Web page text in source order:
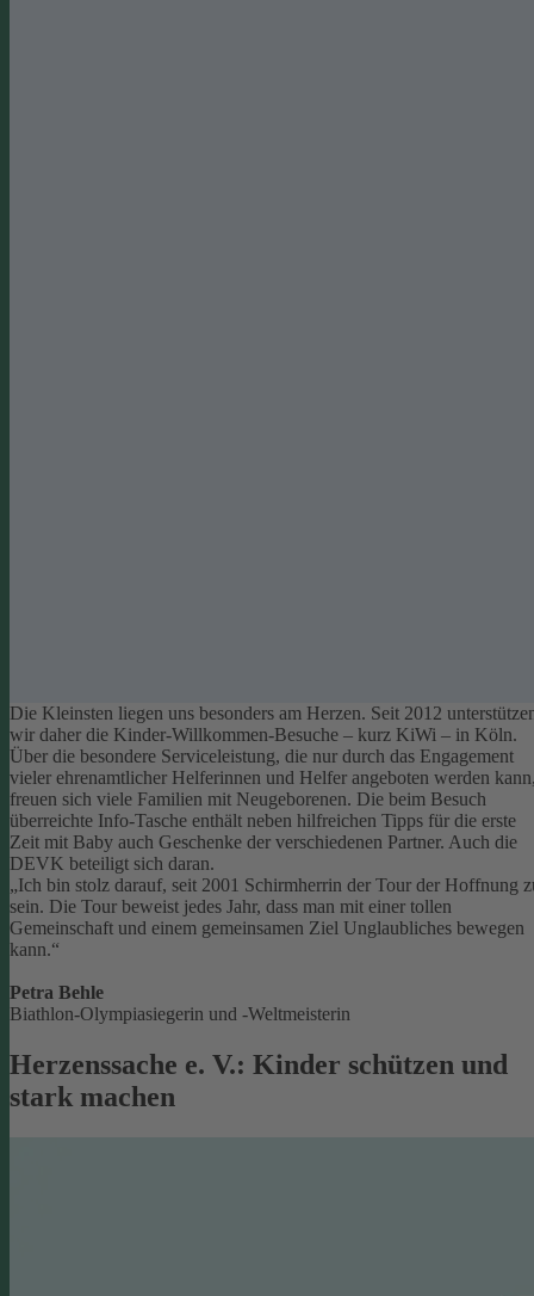
Die Kleinsten liegen uns besonders am Herzen. Seit 2012
wir daher die Kinder-Willkommen-Besuche – kurz KiWi – in Köln.
Über die besondere Serviceleistung, die nur durch das Engagement
vieler ehrenamtlicher Helferinnen und Helfer angeboten werden
freuen sich viele Familien mit Neugeborenen. Die beim Besuch
überreichte Info-Tasche enthält neben hilfreichen Tipps für die erste
Zeit mit Baby auch Geschenke der verschiedenen Partner. Auch die
DEVK beteiligt sich daran.
„Ich bin stolz darauf, seit 2001 Schirmherrin der Tour der Hoffnung
sein. Die Tour beweist jedes Jahr, dass man mit einer tollen
Gemeinschaft und einem gemeinsamen Ziel Unglaubliches bewegen
kann.“
Petra Behle
Biathlon-Olympiasiegerin und -Weltmeisterin
Herzenssache e. V.: Kinder schützen und
stark machen